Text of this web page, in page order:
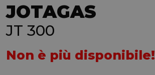
JOTAGAS
JT 300
Non è più disponibile!